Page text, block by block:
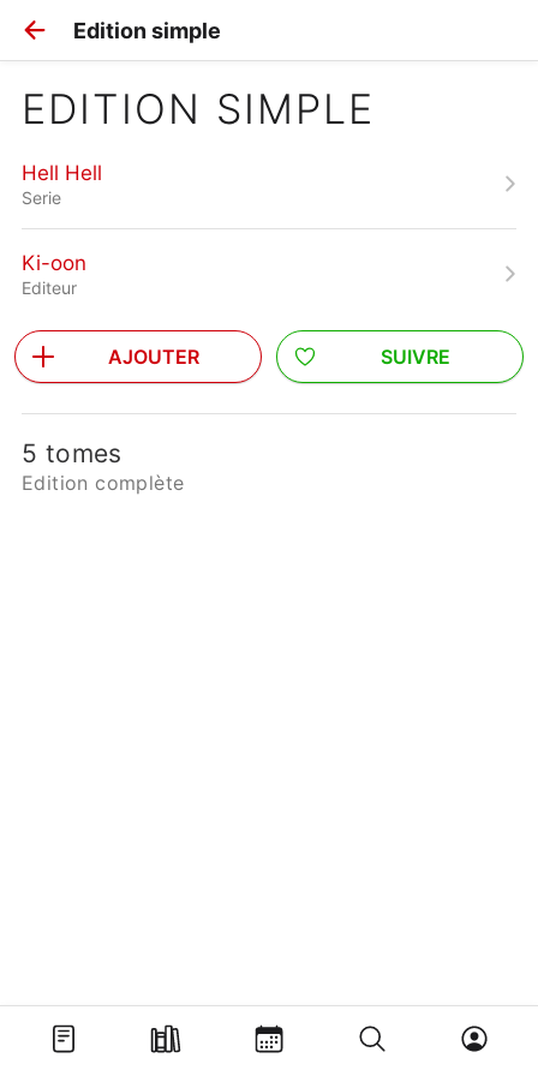
Edition simple
EDITION SIMPLE
Hell Hell
Serie
Ki-oon
Editeur
AJOUTER SUIVRE
5 tomes
Edition complète